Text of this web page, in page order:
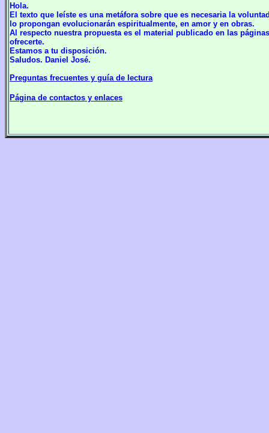
Hola.
El texto que leíste es una metáfora sobre que es necesaria la
lo propongan evolucionarán espiritualmente, en amor y en obras.
Al respecto nuestra propuesta es el material publicado en las
ofrecerte.
Estamos a tu disposición.
Saludos. Daniel José.
Preguntas frecuentes y guía de lectura
Página de contactos y enlaces